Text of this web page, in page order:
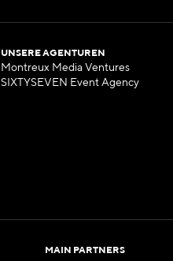
UNSERE AGENTUREN
Montreux Media Ventures
SIXTYSEVEN Event Agency
MAIN PARTNERS